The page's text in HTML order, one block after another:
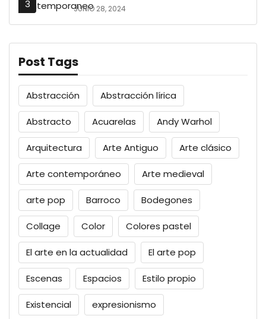
JUNIO 28, 2024
Post Tags
Abstracción Abstracción lírica
Abstracto Acuarelas Andy Warhol
Arquitectura Arte Antiguo Arte clásico
Arte contemporáneo Arte medieval
arte pop Barroco Bodegones
Collage Color Colores pastel
El arte en la actualidad El arte pop
Escenas Espacios Estilo propio
Existencial expresionismo